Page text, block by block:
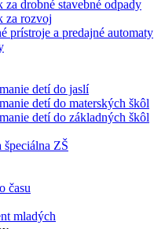
drobné stavebné odpady
za rozvoj
prístroje a predajné automaty
detí do jaslí
detí do materských škôl
detí do základných škôl
ZŠ
času
mladých